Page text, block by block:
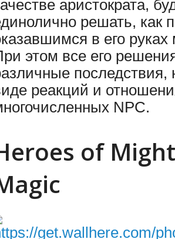
аристократа,
решать, как
в его
этом все его
последствия,
реакций и
NPC.
of